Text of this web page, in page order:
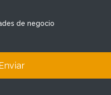
de negocio